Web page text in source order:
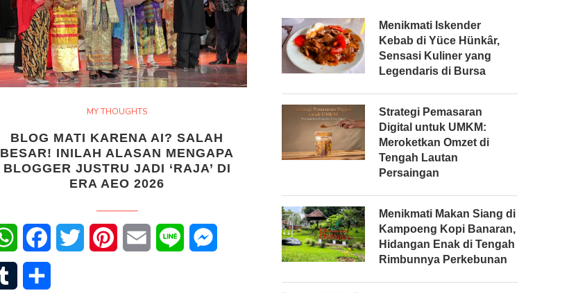
MY THOUGHTS
BLOG MATI KARENA AI? SALAH
BESAR! INILAH ALASAN MENGAPA
BLOGGER JUSTRU JADI ‘RAJA’ DI
ERA AEO 2026
WhatsAppFacebookTwitter PinterestEmail Line
Tumblr
Menikmati Iskender
Kebab di Yüce Hünkâr,
Sensasi Kuliner yang
Legendaris di Bursa
Strategi Pemasaran
Digital untuk UMKM:
Meroketkan Omzet di
Tengah Lautan
Persaingan
Menikmati Makan Siang di
Kampoeng Kopi Banaran,
Hidangan Enak di Tengah
Rimbunnya Perkebunan